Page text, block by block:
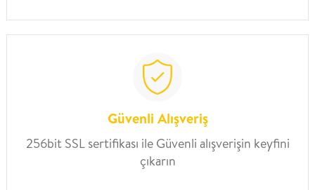
Güvenli Alışveriş
256bit SSL sertifikası ile Güvenli alışverişin keyfini
çıkarın